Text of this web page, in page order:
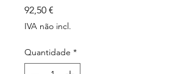
92,50 €
IVA não incl.
Quantidade *